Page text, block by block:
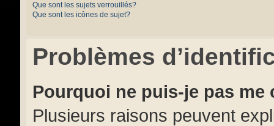
Que sont les sujets verrouillés?
Que sont les icônes de sujet?
Problèmes
Pourquoi ne puis-je pas me
Plusieurs raisons peuvent